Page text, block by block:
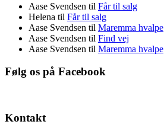
Aase Svendsen til Får til salg
Helena til Får til salg
Aase Svendsen til Maremma hvalpe
Aase Svendsen til Find vej
Aase Svendsen til Maremma hvalpe
Følg os på Facebook
Kontakt